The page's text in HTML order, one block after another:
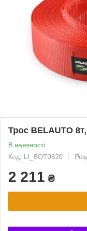
Трос BELAUTO
В наявності
Код: LI_BOT0820
2 211 ₴